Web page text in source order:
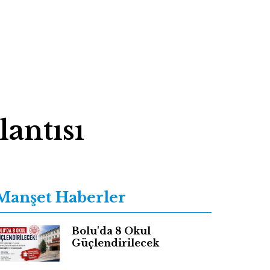
Haberler
Bolu'da 8 Okul
Güçlendirilecek